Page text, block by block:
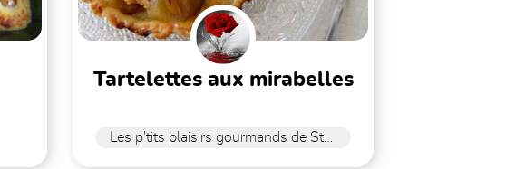
tartelettes aux mirabelles